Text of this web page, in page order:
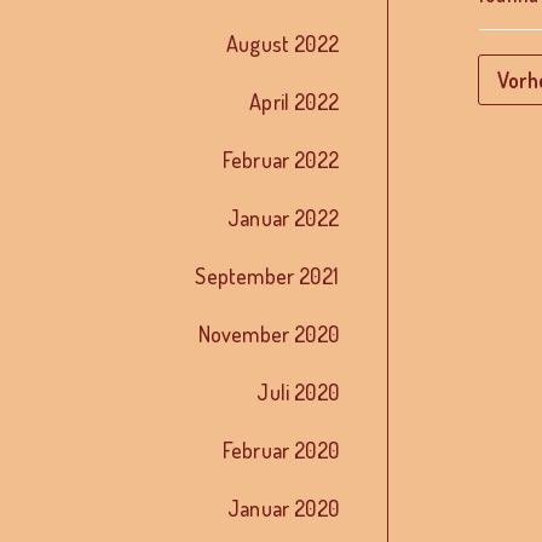
August 2022
April 2022
Februar 2022
Januar 2022
September 2021
November 2020
Juli 2020
Februar 2020
Januar 2020